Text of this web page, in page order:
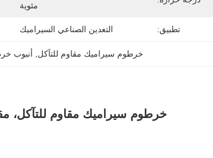
مئوية
تطبيق: التعدين الصناعي السيراميك
خرطوم سيراميك مقاوم للتآكل أنبوب
خرطوم سيراميك مقاوم للتآكل،